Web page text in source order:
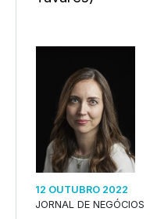
12 OUTUBRO 2022
JORNAL DE NEGÓCIOS